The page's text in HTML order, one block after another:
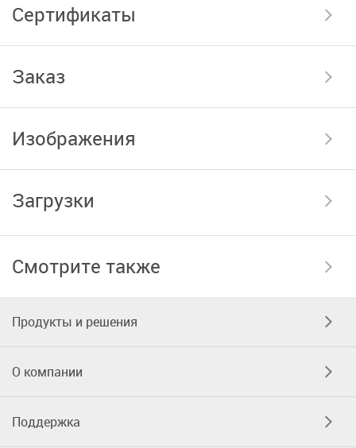
Сертификаты
Заказ
Изображения
Загрузки
Смотрите также
Продукты и решения
О компании
Поддержка